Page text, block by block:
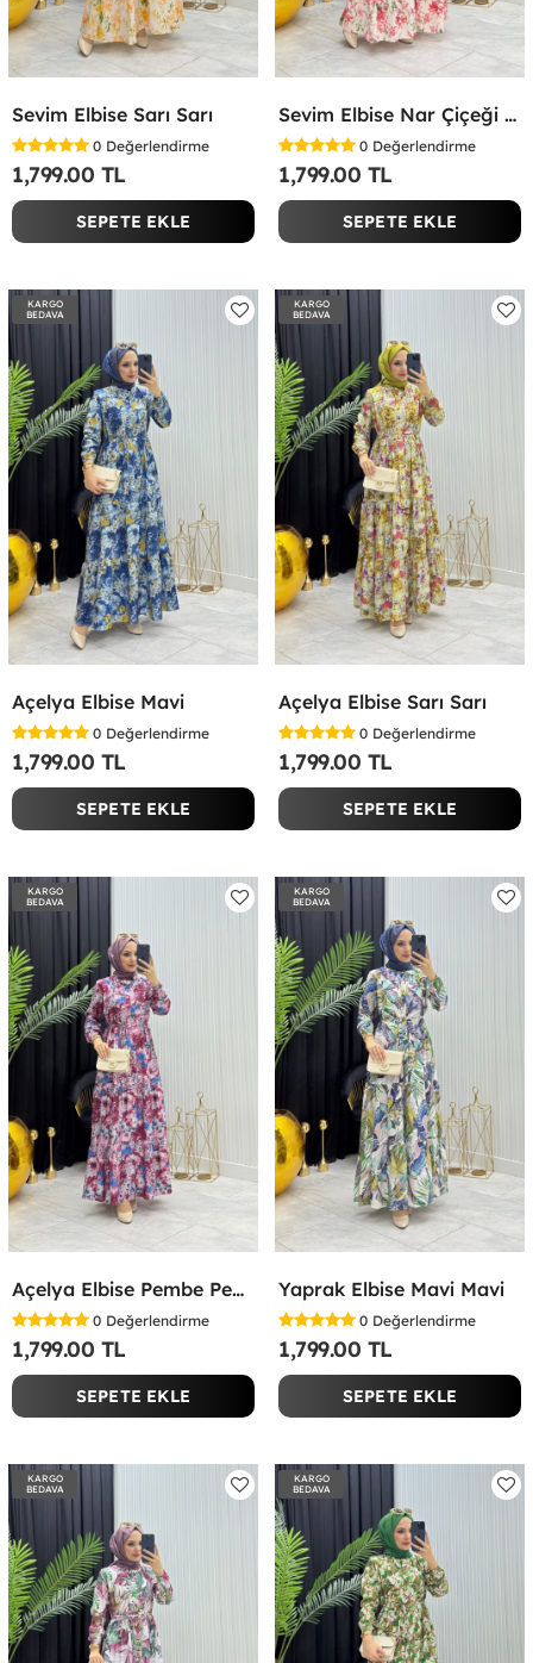
Sevim Elbise Sarı Sarı
0 Değerlendirme
1,799.00 TL
SEPETE EKLE
Sevim Elbise Nar Çiçeği Nar Çiçeği
0 Değerlendirme
1,799.00 TL
SEPETE EKLE
KARGO
BEDAVA
Açelya Elbise Mavi
0 Değerlendirme
1,799.00 TL
SEPETE EKLE
KARGO
BEDAVA
Açelya Elbise Sarı Sarı
0 Değerlendirme
1,799.00 TL
SEPETE EKLE
KARGO
BEDAVA
Açelya Elbise Pembe Pembe
0 Değerlendirme
1,799.00 TL
SEPETE EKLE
KARGO
BEDAVA
Yaprak Elbise Mavi Mavi
0 Değerlendirme
1,799.00 TL
SEPETE EKLE
KARGO
BEDAVA
KARGO
BEDAVA